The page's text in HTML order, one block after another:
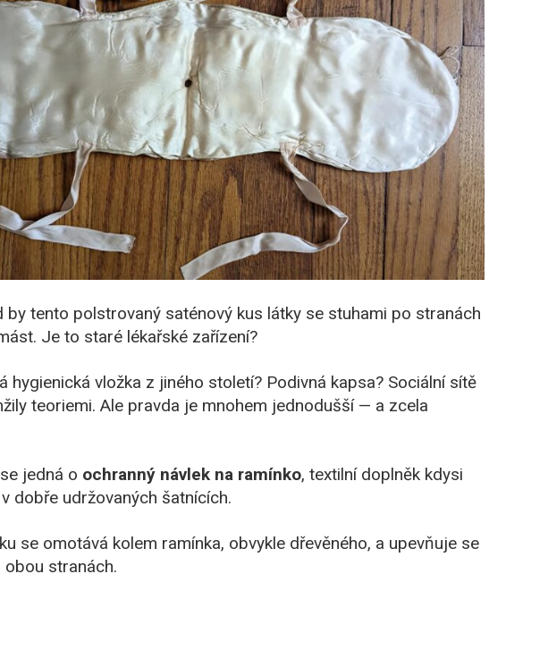
by tento polstrovaný saténový kus látky se stuhami po stranách
Je to staré lékařské zařízení?
hygienická vložka z jiného století? Podivná kapsa? Sociální sítě
teoriemi. Ale pravda je mnohem jednodušší — a zcela
jedná o ochranný návlek na ramínko, textilní doplněk kdysi
dobře udržovaných šatnících.
se omotává kolem ramínka, obvykle dřevěného, a upevňuje se
stranách.